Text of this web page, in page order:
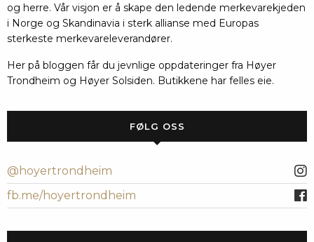
og herre. Vår visjon er å skape den ledende merkevarekjeden
i Norge og Skandinavia i sterk allianse med Europas
sterkeste merkevareleverandører.
Her på bloggen får du jevnlige oppdateringer fra Høyer
Trondheim og Høyer Solsiden. Butikkene har felles eie.
FØLG OSS
@hoyertrondheim
fb.me/hoyertrondheim